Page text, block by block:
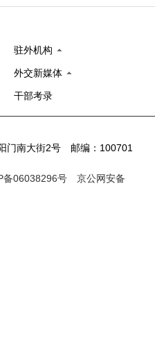
驻外机构
外交新媒体
干部考录
门南大街2号 邮编：100701
备06038296号
京公网安备